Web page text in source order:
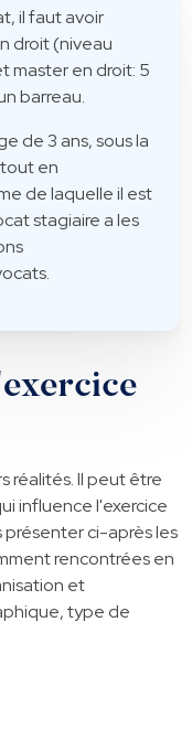
il faut avoir
droit (niveau
master en droit: 5
barreau.
de 3 ans, sous la
en
de laquelle il est
stagiaire a les
réalités. Il peut être
influence l'exercice
présenter ci-après les
rencontrées en
et
type de